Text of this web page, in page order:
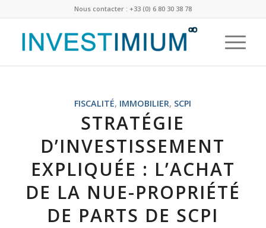
Nous contacter : +33 (0) 6 80 30 38 78
FISCALITÉ, IMMOBILIER, SCPI
STRATÉGIE
D’INVESTISSEMENT
EXPLIQUÉE : L’ACHAT
DE LA NUE-PROPRIÉTÉ
DE PARTS DE SCPI